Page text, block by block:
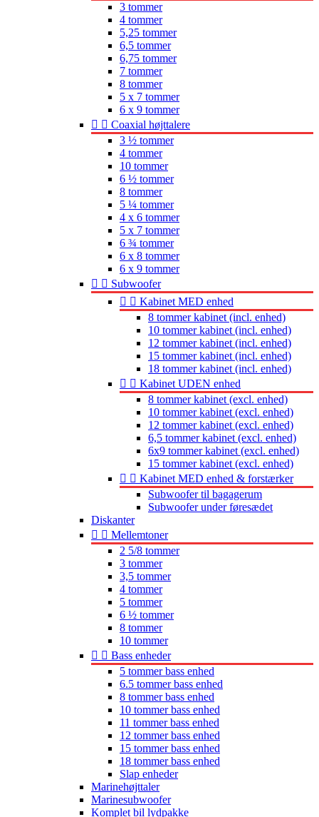
3 tommer
4 tommer
5,25 tommer
6,5 tommer
6,75 tommer
7 tommer
8 tommer
5 x 7 tommer
6 x 9 tommer
  Coaxial højttalere
3 ½ tommer
4 tommer
10 tommer
6 ½ tommer
8 tommer
5 ¼ tommer
4 x 6 tommer
5 x 7 tommer
6 ¾ tommer
6 x 8 tommer
6 x 9 tommer
  Subwoofer
  Kabinet MED enhed
8 tommer kabinet (incl. enhed)
10 tommer kabinet (incl. enhed)
12 tommer kabinet (incl. enhed)
15 tommer kabinet (incl. enhed)
18 tommer kabinet (incl. enhed)
  Kabinet UDEN enhed
8 tommer kabinet (excl. enhed)
10 tommer kabinet (excl. enhed)
12 tommer kabinet (excl. enhed)
6,5 tommer kabinet (excl. enhed)
6x9 tommer kabinet (excl. enhed)
15 tommer kabinet (excl. enhed)
  Kabinet MED enhed & forstærker
Subwoofer til bagagerum
Subwoofer under føresædet
Diskanter
  Mellemtoner
2 5/8 tommer
3 tommer
3,5 tommer
4 tommer
5 tommer
6 ½ tommer
8 tommer
10 tommer
  Bass enheder
5 tommer bass enhed
6.5 tommer bass enhed
8 tommer bass enhed
10 tommer bass enhed
11 tommer bass enhed
12 tommer bass enhed
15 tommer bass enhed
18 tommer bass enhed
Slap enheder
Marinehøjttaler
Marinesubwoofer
Komplet bil lydpakke